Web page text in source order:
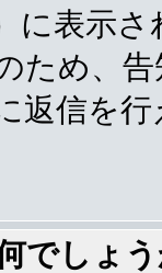
に表示
ため、
返信を
でしょ